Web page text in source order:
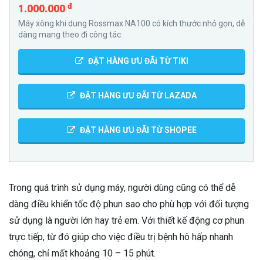
1.000.000 đ
Máy xông khi dung Rossmax NA100 có kích thước nhỏ gọn, dễ
dàng mang theo đi công tác.
ĐẶT HÀNG ƯU ĐÃi TỪ TIKI
ĐẶT HÀNG ƯU ĐÃI TỪ LAZADA
ĐẶT HÀNG ƯU ĐÃI TỪ SHOPEE
Trong quá trình sử dụng máy, người dùng cũng có thể dễ
dàng điều khiển tốc độ phun sao cho phù hợp với đối tượng
sử dụng là người lớn hay trẻ em. Với thiết kế động cơ phun
trực tiếp, từ đó giúp cho việc điều trị bệnh hô hấp nhanh
chóng, chỉ mất khoảng 10 – 15 phút.